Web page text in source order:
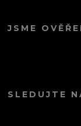
JSME
SLEDUJTE